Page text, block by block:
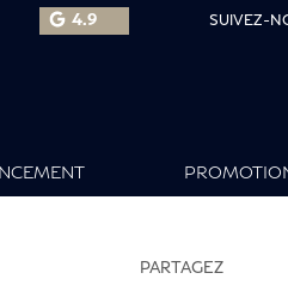
4.9 SUIVEZ-
PARTAGEZ